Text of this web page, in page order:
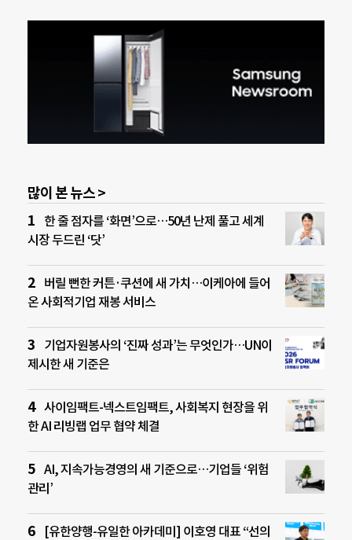
많이 본 뉴스 >
한 줄 점자를 ‘화면’으로…50년 난제 풀고 세계
시장 두드린 ‘닷’
버릴 뻔한 커튼·쿠션에 새 가치…이케아에 들어
온 사회적기업 재봉 서비스
기업자원봉사의 ‘진짜 성과’는 무엇인가…UN이
제시한 새 기준은
사이임팩트-넥스트임팩트, 사회복지 현장을 위
한 AI 리빙랩 업무 협약 체결
AI, 지속가능경영의 새 기준으로…기업들 ‘위험
관리’
[유한양행-유일한 아카데미] 이호영 대표 “선의